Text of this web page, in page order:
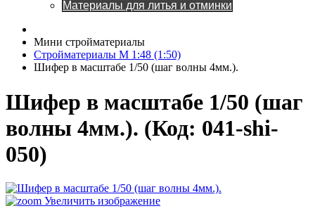
Материалы для литья и отминки
Мини стройматериалы
Стройматериалы M 1:48 (1:50)
Шифер в масштабе 1/50 (шаг волны 4мм.).
Шифер в масштабе 1/50 (шаг
волны 4мм.). (Код: 041-shi-
050)
Увеличить изображение